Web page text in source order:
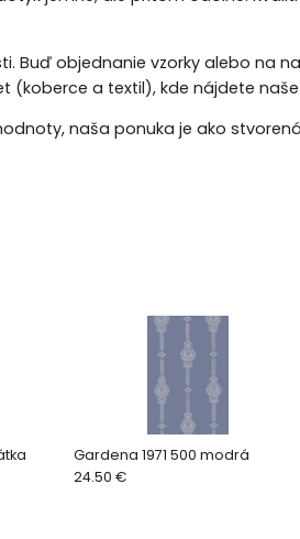
Buď objednanie vzorky alebo na
(koberce a textil), kde nájdete naše
naša ponuka je ako
Gardena 1971 500 modrá
24.50 €